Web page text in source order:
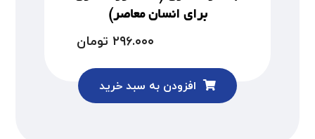
برای انسان معاصر)
۲۹۶.۰۰۰ تومان
افزودن به سبد خرید